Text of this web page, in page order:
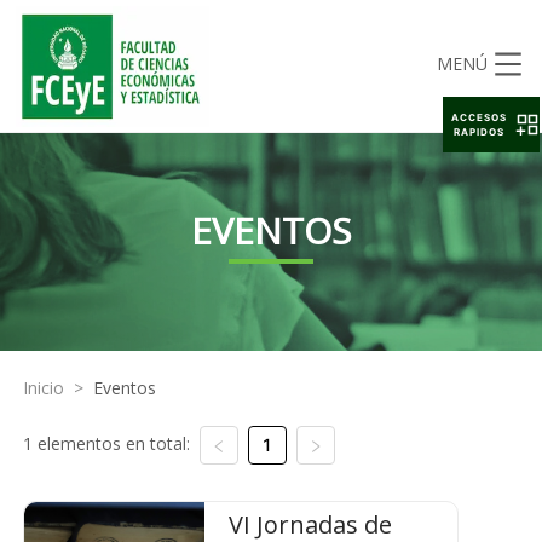
MENÚ
EVENTOS
Inicio > Eventos
1 elementos en total: 1
VI Jornadas de
ACCESOS
RAPIDOS